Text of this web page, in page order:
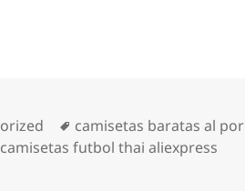
Etiquetas
camisetas baratas al por
camisetas futbol thai aliexpress